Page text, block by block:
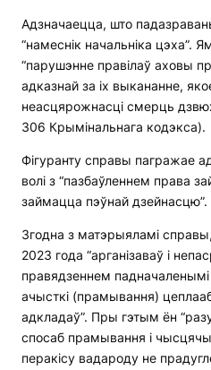
Адзначаецца, што
“намеснік начальніка цэха”.
“парушэнне правілаў аховы
адказнай за іх выкананне,
неасцярожнасці смерць
306 Крымінальнага кодэкса).
Фігуранту справы пагражае
волі з “пазбаўленнем права
займацца пэўнай дзейнасцю”.
Згодна з матэрыяламі
2023 года “арганізаваў і
правядзеннем падначаленымі
ачысткі (прамывання)
адкладаў”. Пры гэтым ён
спосаб прамывання і
перакісу вадароду не